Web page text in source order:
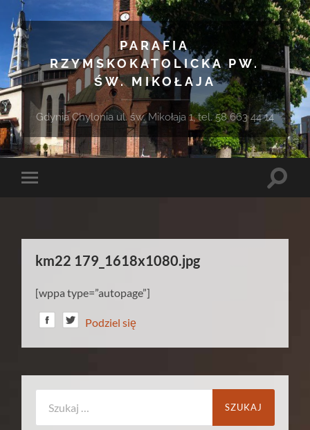
PARAFIA
RZYMSKOKATOLICKA PW.
ŚW. MIKOŁAJA
Gdynia Chylonia ul. św. Mikołaja 1, tel. 58 663 44 14
Toggle
Toggle
km22 179_1618x1080.jpg
[wppa type=”autopage”]
Podziel się